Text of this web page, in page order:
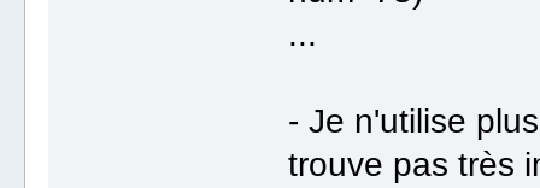
...
- Je n'utilise
trouve pas très